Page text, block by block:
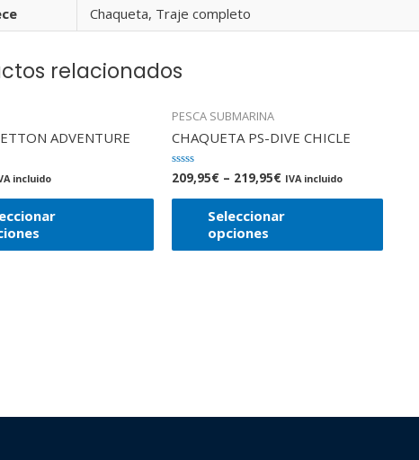
Chaqueta, Traje completo
relacionados
ADVENTURE
incluido
PESCA SUBMARINA
CHAQUETA PS-DIVE CHICLE
Valorado
en
0
209,95€ – 219,95€ IVA incluido
Seleccionar
opciones